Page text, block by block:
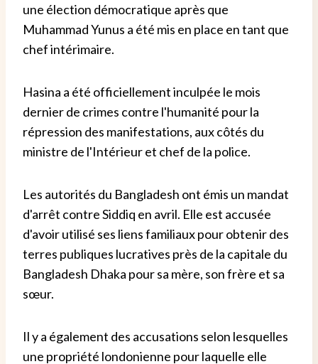
une élection démocratique après que
Muhammad Yunus a été mis en place en tant que
chef intérimaire.
Hasina a été officiellement inculpée le mois
dernier de crimes contre l'humanité pour la
répression des manifestations, aux côtés du
ministre de l'Intérieur et chef de la police.
Les autorités du Bangladesh ont émis un mandat
d'arrêt contre Siddiq en avril. Elle est accusée
d'avoir utilisé ses liens familiaux pour obtenir des
terres publiques lucratives près de la capitale du
Bangladesh Dhaka pour sa mère, son frère et sa
sœur.
Il y a également des accusations selon lesquelles
une propriété londonienne pour laquelle elle